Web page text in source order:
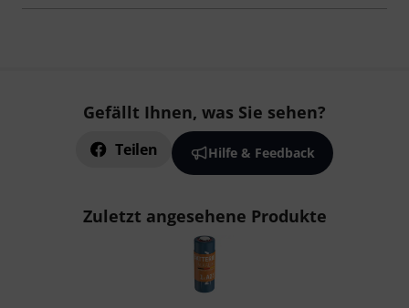
Gefällt Ihnen, was Sie sehen?
Teilen Hilfe & Feedback
Zuletzt angesehene Produkte